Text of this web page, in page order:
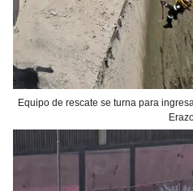
Equipo de rescate se turna para